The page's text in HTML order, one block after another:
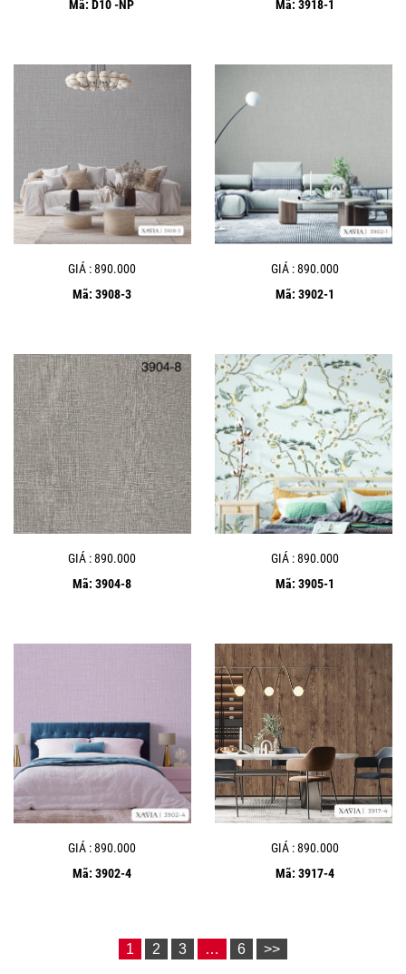
Mã: D10 -NP Mã: 3918-1
GIÁ : 890.000
Mã: 3908-3
GIÁ : 890.000
Mã: 3902-1
GIÁ : 890.000
Mã: 3904-8
GIÁ : 890.000
Mã: 3905-1
GIÁ : 890.000
Mã: 3902-4
GIÁ : 890.000
Mã: 3917-4
1 2 3 … 6 >>